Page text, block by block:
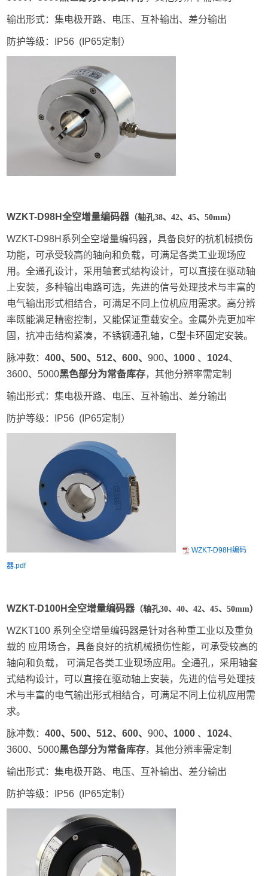
输出形式：集电极开路、电压、互补输出、差分输出
防护等级：IP56 (IP65定制）
WZKT-D98H全空增量编码器（轴孔38、42、45、50mm）
WZKT-D98H系列全空增量编码器，具备良好的抗机械损伤
功能，可承受较高的轴向和负载，可满足各类工业现场应
用。全通孔设计，采用轴套式结构设计，可以直接在驱动轴
上安装，多种输出电路可选，先进的信号处理技术与丰富的
电气输出形式相结合，可满足不同上位机应用需求。高分辨
率既能满足精密控制，又能保证重载安全。金属外壳更加牢
固，抗冲击结构紧凑， 不锈钢通孔轴，C型卡环固定安装。
脉冲数：400、500、512、600、900、 1000 、 1024、
3600、5000黑色部分为常备库存，其他分辨率需定制
输出形式：集电极开路、电压、互补输出、差分输出
防护等级：IP56 (IP65定制）
WZKT-D98H编码
器.pdf
WZKT-D100H全空增量编码器（轴孔30、40、42、45、50mm）
WZKT100 系列全空增量编码器是针对各种重工业以及重负
载的 应用场合，具备良好的抗机械损伤性能，可承受较高的
轴向和负载， 可满足各类工业现场应用。全通孔，采用轴套
式结构设计，可以直接在驱动轴上安装，先进的信号处理技
术与丰富的电气输出形式相结合，可满足不同上位机应用需
求。
脉冲数：400、500、512、600、900、 1000 、 1024、
3600、5000黑色部分为常备库存，其他分辨率需定制
输出形式：集电极开路、电压、互补输出、差分输出
防护等级：IP56 (IP65定制）